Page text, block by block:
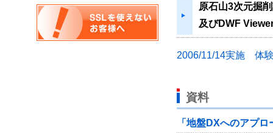
原石山3次元掘
及びDWF
2006/11/14実施 体験
資料
「地盤DXへのアプ